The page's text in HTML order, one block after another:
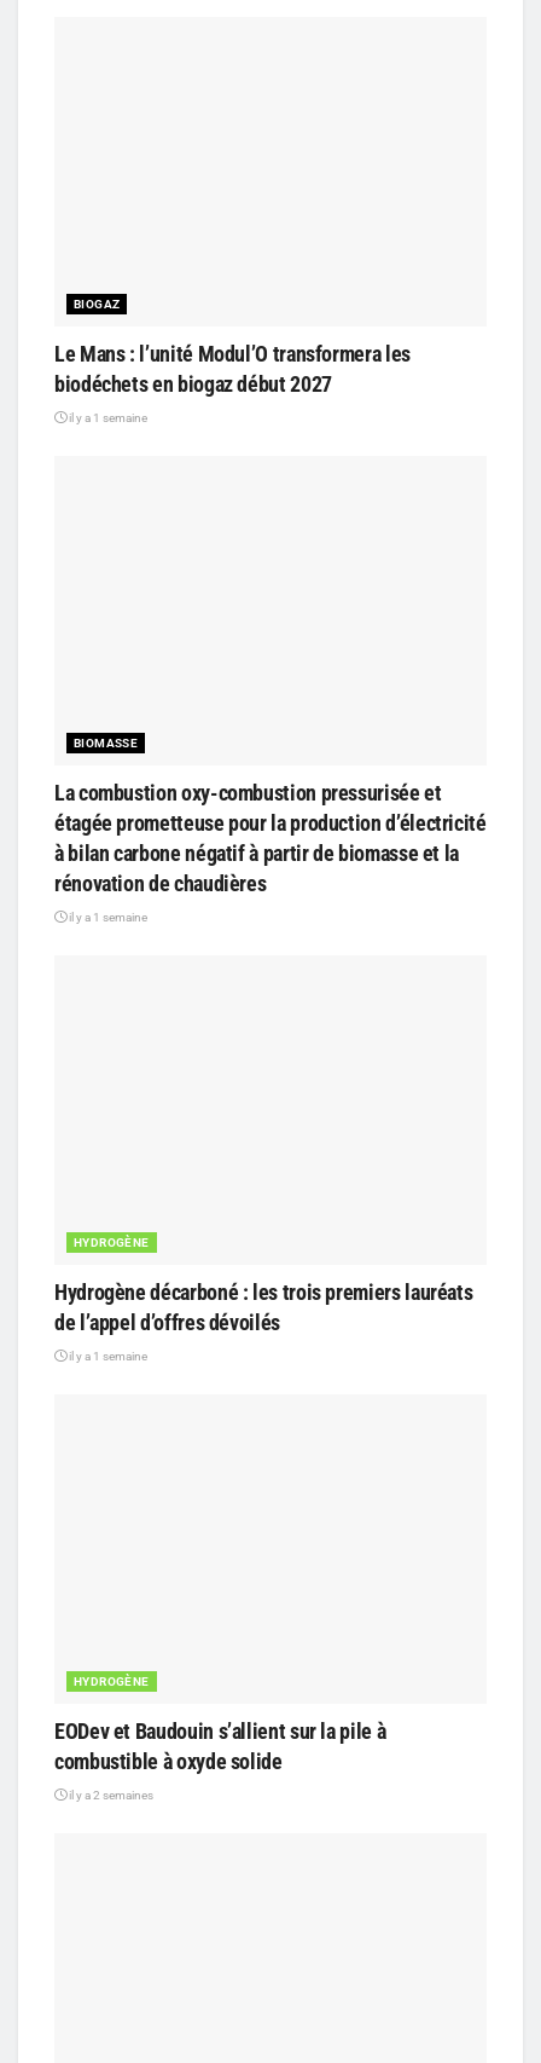
BIOGAZ
Le Mans : l’unité Modul’O transformera les
biodéchets en biogaz début 2027
il y a 1 semaine
BIOMASSE
La combustion oxy-combustion pressurisée et
étagée prometteuse pour la production d’électricité
à bilan carbone négatif à partir de biomasse et la
rénovation de chaudières
il y a 1 semaine
HYDROGÈNE
Hydrogène décarboné : les trois premiers lauréats
de l’appel d’offres dévoilés
il y a 1 semaine
HYDROGÈNE
EODev et Baudouin s’allient sur la pile à
combustible à oxyde solide
il y a 2 semaines